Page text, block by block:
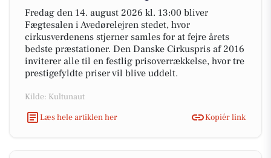
Fredag den 14. august 2026 kl. 13:00 bliver
Fægtesalen i Avedørelejren stedet, hvor
cirkusverdenens stjerner samles for at fejre årets
bedste præstationer. Den Danske Cirkuspris af 2016
inviterer alle til en festlig prisoverrækkelse, hvor tre
prestigefyldte priser vil blive uddelt.
Kilde: Kultunaut
Læs hele artiklen her
Kopiér link